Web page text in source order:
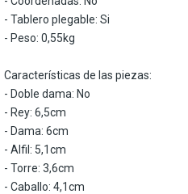
- Tablero plegable: Si
- Peso: 0,55kg
Características de las piezas:
- Doble dama: No
- Rey: 6,5cm
- Dama: 6cm
- Alfil: 5,1cm
- Torre: 3,6cm
- Caballo: 4,1cm